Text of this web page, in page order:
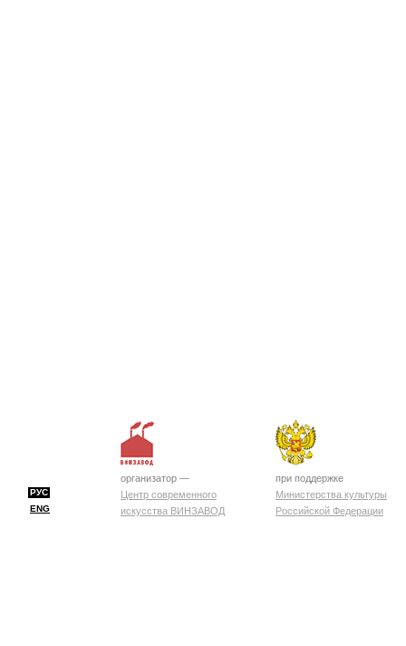
РУС
ENG
организатор —
Центр современного
искусства ВИНЗАВОД
при поддержке
Министерства культуры
Российской Федерации